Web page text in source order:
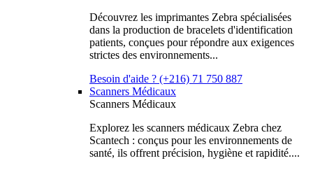
Découvrez les imprimantes Zebra spécialisées
dans la production de bracelets d'identification
patients, conçues pour répondre aux exigences
strictes des environnements...
Besoin d'aide ? (+216) 71 750 887
Scanners Médicaux
Scanners Médicaux
Explorez les scanners médicaux Zebra chez
Scantech : conçus pour les environnements de
santé, ils offrent précision, hygiène et rapidité....